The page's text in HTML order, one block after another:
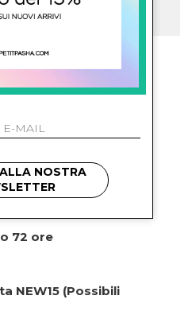
72 ore
NEW15 (Possibili
NOSTRA